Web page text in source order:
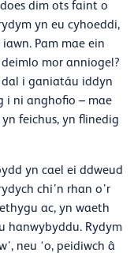
dim ots faint o
yn eu cyhoeddi,
Pam mae ein
mor anniogel?
dal i ganiatáu iddyn
i ni anghofio – mae
feichus, yn flinedig
yn cael ei ddweud
chi’n rhan o’r
ac, yn waeth
hanwybyddu. Rydym
neu ‘o, peidiwch â